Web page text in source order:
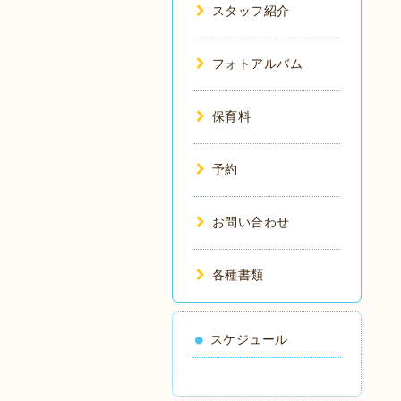
スタッフ紹介
フォトアルバム
保育料
予約
お問い合わせ
各種書類
スケジュール